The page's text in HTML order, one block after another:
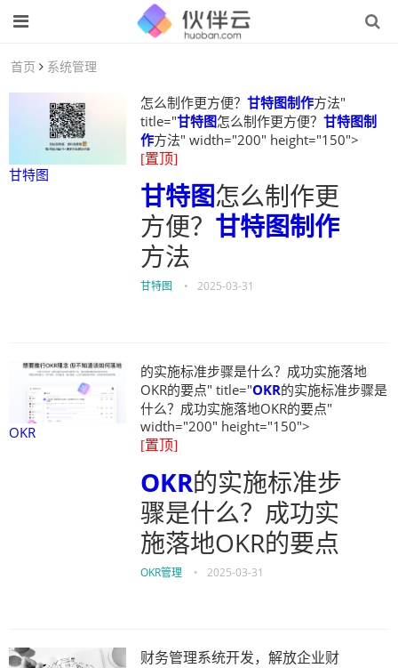
首页 系统管理
甘特图
怎么制作更方便？ 甘特图制作方法"
title="甘特图怎么制作更方便？ 甘特图制
作方法" width="200" height="150">
[置顶]
甘特图怎么制作更
方便？ 甘特图制作
方法
甘特图 • 2025-03-31
OKR
的实施标准步骤是什么？成功实施落地
OKR的要点" title="OKR的实施标准步骤是
什么？成功实施落地OKR的要点"
width="200" height="150">
[置顶]
OKR的实施标准步
骤是什么？成功实
施落地OKR的要点
OKR管理 • 2025-03-31
财务管理系统开发，解放企业财